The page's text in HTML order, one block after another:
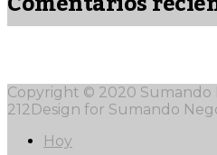
Copyright © 2020 Sumando
212Design for Sumando
Hoy